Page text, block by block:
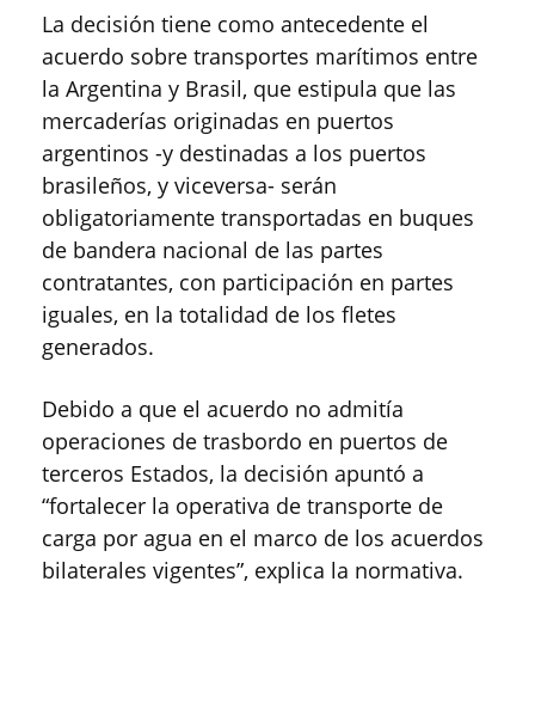
La decisión tiene como antecedente el
acuerdo sobre transportes marítimos entre
la Argentina y Brasil, que estipula que las
mercaderías originadas en puertos
argentinos -y destinadas a los puertos
brasileños, y viceversa- serán
obligatoriamente transportadas en buques
de bandera nacional de las partes
contratantes, con participación en partes
iguales, en la totalidad de los fletes
generados.
Debido a que el acuerdo no admitía
operaciones de trasbordo en puertos de
terceros Estados, la decisión apuntó a
“fortalecer la operativa de transporte de
carga por agua en el marco de los acuerdos
bilaterales vigentes”, explica la normativa.